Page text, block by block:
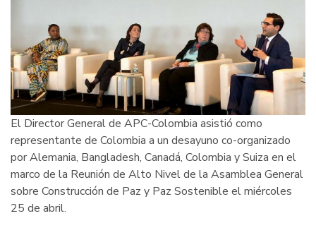
promueven
el
desarrollo
económico
El Director General de APC-Colombia asistió como
representante de Colombia a un desayuno co-organizado
por Alemania, Bangladesh, Canadá, Colombia y Suiza en el
marco de la Reunión de Alto Nivel de la Asamblea General
sobre Construcción de Paz y Paz Sostenible el miércoles
25 de abril.